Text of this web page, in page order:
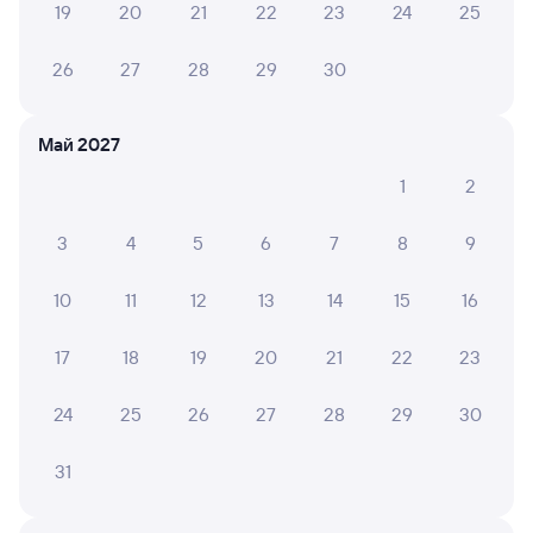
Онлайн-покупка за 4 минуты
Выбор любимых мест на схемах вагонов
Подробные ответы на вопросы о поездке или
СМС-сопровождение до посадки в поезд
Оформление без регистрации на сайте
19 20 21 22 23 24 25
26 27 28 29 30
Май 2027
1
2
3 4 5 6 7 8 9
10 11 12 13 14 15 16
17 18 19 20 21 22 23
24 25 26 27 28 29 30
31